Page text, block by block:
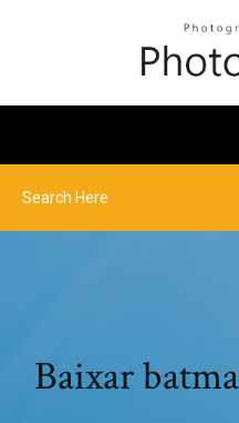
Baixar